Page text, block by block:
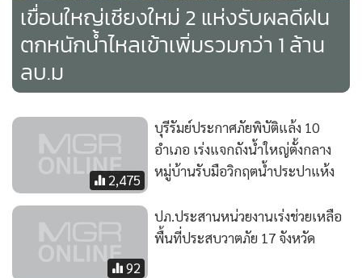
เขื่อนใหญ่เชียงใหม่ 2 แห่งรับผลดีฝน
ตกหนักน้ำไหลเข้าเพิ่มรวมกว่า 1 ล้าน
ลบ.ม
2,475
บุรีรัมย์ประกาศภัยพิบัติแล้ง 10
อำเภอ เร่งแจกถังน้ำใหญ่ตั้งกลาง
หมู่บ้านรับมือวิกฤตน้ำประปาแห้ง
92
ปภ.ประสานหน่วยงานเร่งช่วยเหลือ
พื้นที่ประสบวาตภัย 17 จังหวัด